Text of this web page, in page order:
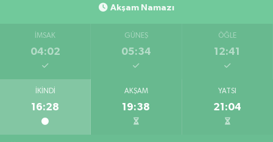
Akşam Namazı
İMSAK
04:02
GÜNEŞ
05:34
ÖĞLE
12:41
İKINDI
16:28
AKŞAM
19:38
YATSI
21:04